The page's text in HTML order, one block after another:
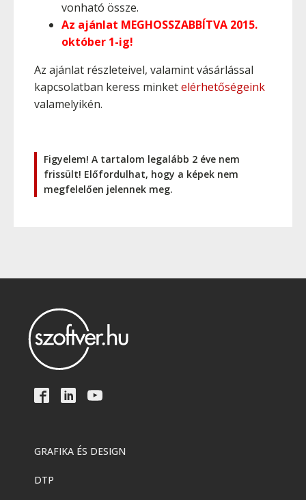
vonható össze.
Az ajánlat MEGHOSSZABBÍTVA 2015.
október 1-ig!
Az ajánlat részleteivel, valamint vásárlással
kapcsolatban keress minketelérhetőségeink
valamelyikén.
Figyelem! A tartalom legalább 2 éve nem
frissült! Előfordulhat, hogy a képek nem
megfelelően jelennek meg.
GRAFIKA ÉS DESIGN
DTP